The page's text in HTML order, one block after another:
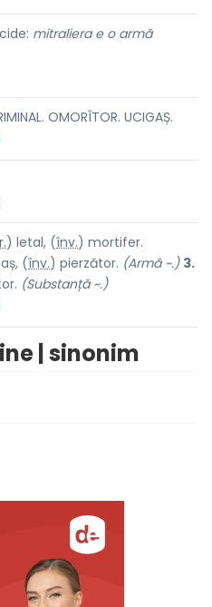
mitraliera e o armă
OMORÎTOR. UCIGAȘ.
) letal, (înv.) mortifer.
(înv.) pierzător. (Armă ~.) 3.
(Substanță ~.)
| sinonim